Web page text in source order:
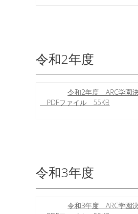
令和2年度
令和2年度 ARC学園
PDFファイル 55KB
令和3年度
令和3年度 ARC学園